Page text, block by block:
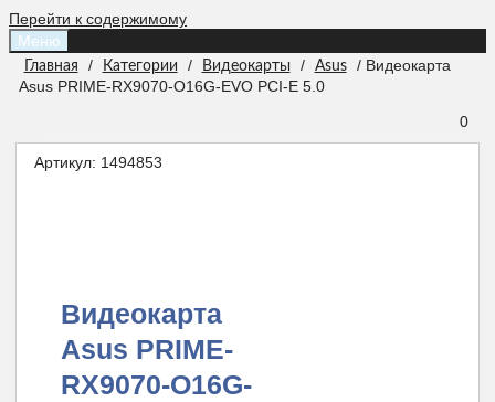
Перейти к содержимому
Меню
Главная / Категории / Видеокарты / Asus
/ Видеокарта
Asus PRIME-RX9070-O16G-EVO PCI-E 5.0
0
Артикул: 1494853
Видеокарта
Asus PRIME-
RX9070-O16G-